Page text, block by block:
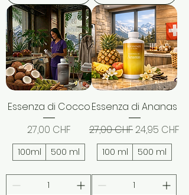
Essenza di Cocco
Prix
27,00 CHF
100ml 500 ml
Essenza di Ananas
Prix original
27,00 CHFPrix
24,95 CHF
100 ml 500 ml